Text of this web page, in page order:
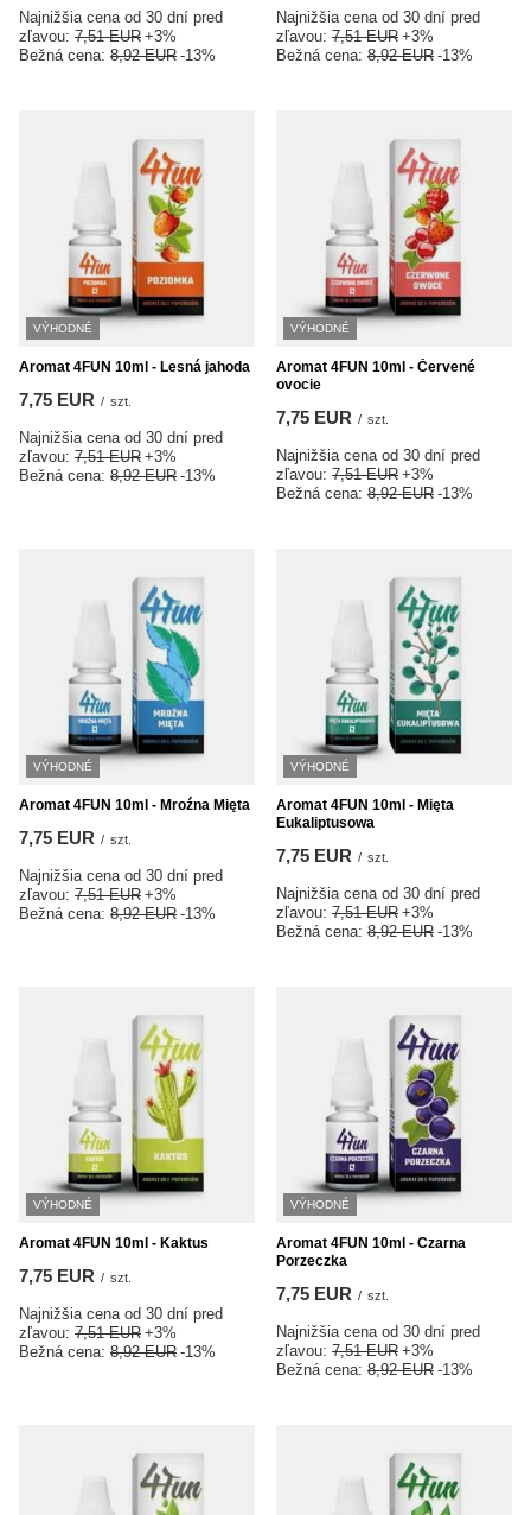
Najnižšia cena od 30 dní pred
zľavou: 7,51 EUR +3%
Bežná cena: 8,92 EUR -13%
Najnižšia cena od 30 dní pred
zľavou: 7,51 EUR +3%
Bežná cena: 8,92 EUR -13%
VÝHODNÉ
Aromat 4FUN 10ml - Lesná jahoda
7,75 EUR / szt.
Najnižšia cena od 30 dní pred
zľavou: 7,51 EUR +3%
Bežná cena: 8,92 EUR -13%
VÝHODNÉ
Aromat 4FUN 10ml - Červené
ovocie
7,75 EUR / szt.
Najnižšia cena od 30 dní pred
zľavou: 7,51 EUR +3%
Bežná cena: 8,92 EUR -13%
VÝHODNÉ
Aromat 4FUN 10ml - Mroźna Mięta
7,75 EUR / szt.
Najnižšia cena od 30 dní pred
zľavou: 7,51 EUR +3%
Bežná cena: 8,92 EUR -13%
VÝHODNÉ
Aromat 4FUN 10ml - Mięta
Eukaliptusowa
7,75 EUR / szt.
Najnižšia cena od 30 dní pred
zľavou: 7,51 EUR +3%
Bežná cena: 8,92 EUR -13%
VÝHODNÉ
Aromat 4FUN 10ml - Kaktus
7,75 EUR / szt.
Najnižšia cena od 30 dní pred
zľavou: 7,51 EUR +3%
Bežná cena: 8,92 EUR -13%
VÝHODNÉ
Aromat 4FUN 10ml - Czarna
Porzeczka
7,75 EUR / szt.
Najnižšia cena od 30 dní pred
zľavou: 7,51 EUR +3%
Bežná cena: 8,92 EUR -13%